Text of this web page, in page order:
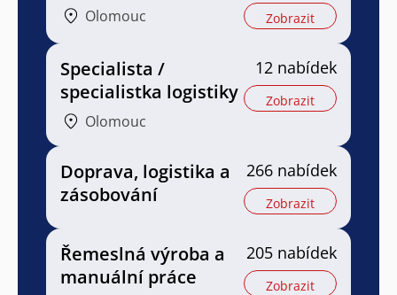
Olomouc Zobrazit
Specialista /
specialistka logistiky
Olomouc
12 nabídek
Zobrazit
Doprava, logistika a
zásobování
266 nabídek
Zobrazit
Řemeslná výroba a
manuální práce
205 nabídek
Zobrazit